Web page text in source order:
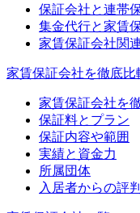
保証会社と連帯
集金代行と家賃
家賃保証会社関
家賃保証会社を徹底比
家賃保証会社を
保証料とプラン
保証内容や範囲
実績と資金力
所属団体
入居者からの評判